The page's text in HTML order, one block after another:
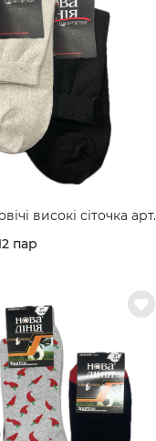
високі сіточка арт.
пар